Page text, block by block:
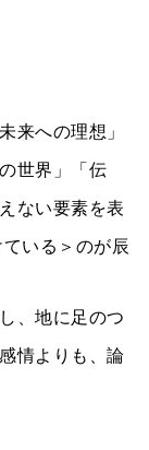
来への理想」
世界」「伝
ない要素を表
いる＞のが辰
、地に足のつ
情よりも、論